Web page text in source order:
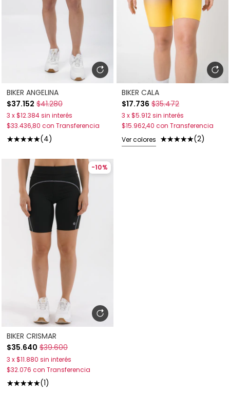
BIKER ANGELINA
$37.152 $41.280
(4)
3 x$12.384sin interés
$33.436,80 con Transferencia
BIKER CALA
$17.736 $35.472
(2)
3 x$5.912sin interés
$15.962,40 con Transferencia
Ver colores
-10%
BIKER CRISMAR
$35.640 $39.600
(1)
3 x$11.880 sin interés
$32.076 con Transferencia